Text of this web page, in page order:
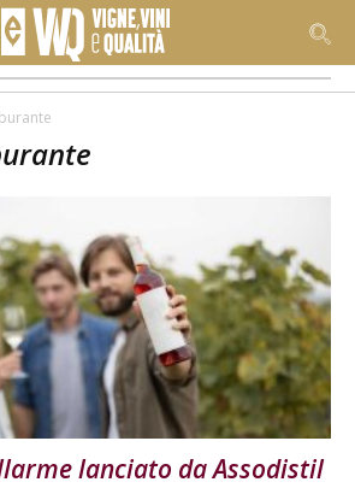
lanciato da Assodistil